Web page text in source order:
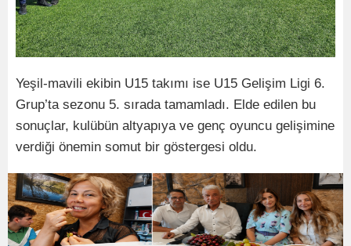
Yeşil-mavili ekibin U15 takımı ise U15 Gelişim Ligi 6.
Grup’ta sezonu 5. sırada tamamladı. Elde edilen bu
sonuçlar, kulübün altyapıya ve genç oyuncu gelişimine
verdiği önemin somut bir göstergesi oldu.